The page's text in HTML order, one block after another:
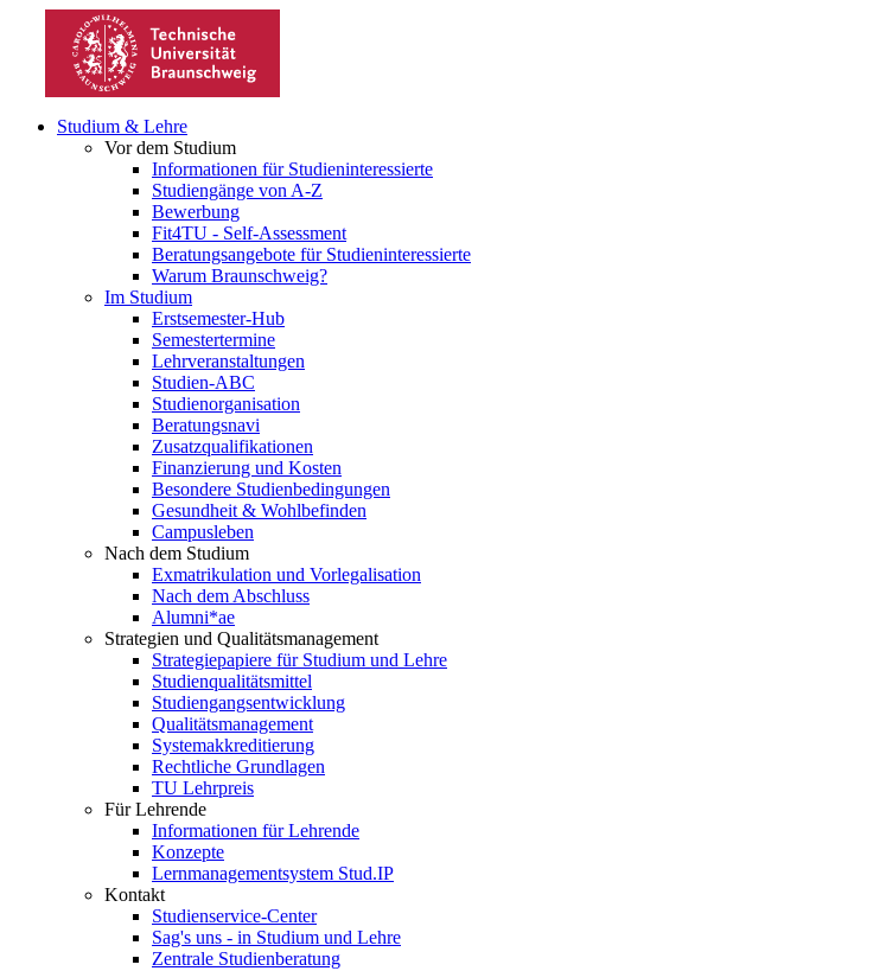
Studium & Lehre
Vor dem Studium
Informationen für Studieninteressierte
Studiengänge von A-Z
Bewerbung
Fit4TU - Self-Assessment
Beratungsangebote für Studieninteressierte
Warum Braunschweig?
Im Studium
Erstsemester-Hub
Semestertermine
Lehrveranstaltungen
Studien-ABC
Studienorganisation
Beratungsnavi
Zusatzqualifikationen
Finanzierung und Kosten
Besondere Studienbedingungen
Gesundheit & Wohlbefinden
Campusleben
Nach dem Studium
Exmatrikulation und Vorlegalisation
Nach dem Abschluss
Alumni*ae
Strategien und Qualitätsmanagement
Strategiepapiere für Studium und Lehre
Studienqualitätsmittel
Studiengangsentwicklung
Qualitätsmanagement
Systemakkreditierung
Rechtliche Grundlagen
TU Lehrpreis
Für Lehrende
Informationen für Lehrende
Konzepte
Lernmanagementsystem Stud.IP
Kontakt
Studienservice-Center
Sag's uns - in Studium und Lehre
Zentrale Studienberatung